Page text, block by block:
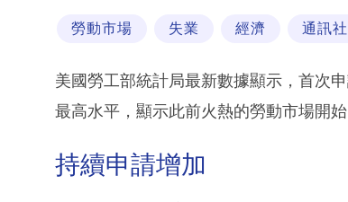
勞動市場 失業 經濟 通訊社
美國勞工部統計局最新數據顯示，首次
最高水平，顯示此前火熱的勞動市場開始
持續申請增加